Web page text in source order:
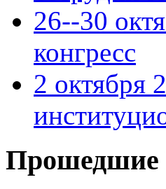
26--30
конгресс
2 октября
Прошедшие